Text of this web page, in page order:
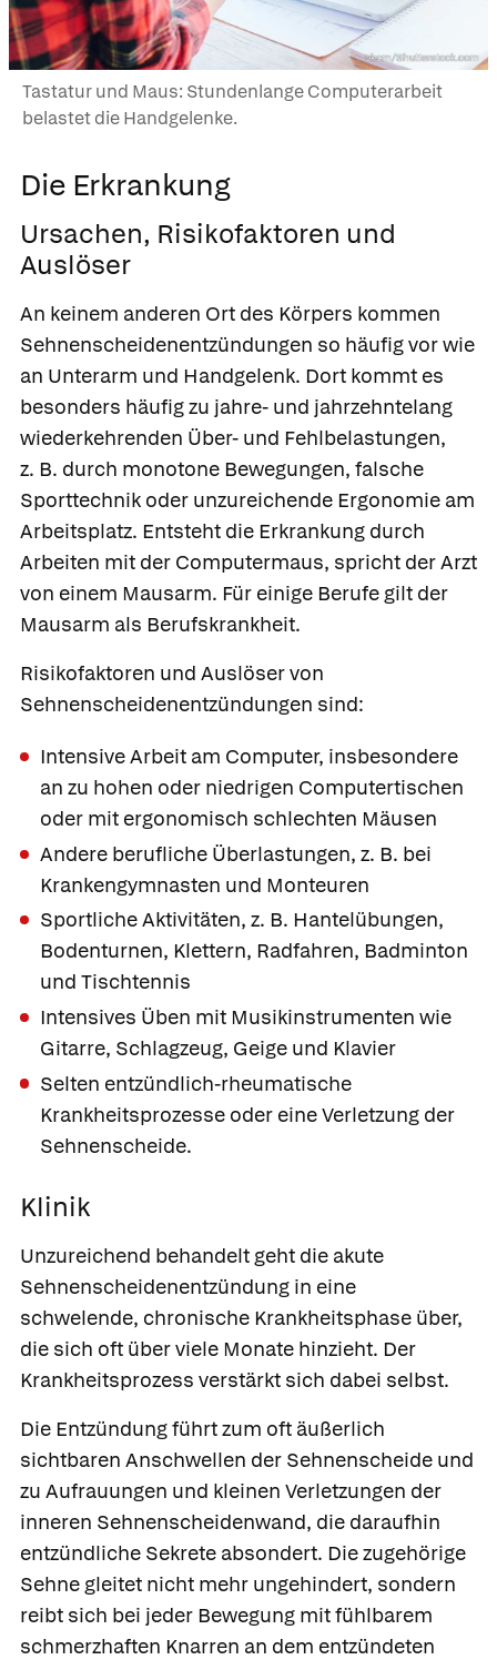
okcm/Shutterstock.com
Tastatur und Maus: Stundenlange Computerarbeit
belastet die Handgelenke.
Die Erkrankung
Ursachen, Risikofaktoren und
Auslöser
An keinem anderen Ort des Körpers kommen
Sehnenscheidenentzündungen so häufig vor wie
an Unterarm und Handgelenk. Dort kommt es
besonders häufig zu jahre- und jahrzehntelang
wiederkehrenden Über- und Fehlbelastungen,
z. B. durch monotone Bewegungen, falsche
Sporttechnik oder unzureichende Ergonomie am
Arbeitsplatz. Entsteht die Erkrankung durch
Arbeiten mit der Computermaus, spricht der Arzt
von einem Mausarm. Für einige Berufe gilt der
Mausarm als Berufskrankheit.
Risikofaktoren und Auslöser von
Sehnenscheidenentzündungen sind:
Intensive Arbeit am Computer, insbesondere
an zu hohen oder niedrigen Computertischen
oder mit ergonomisch schlechten Mäusen
Andere berufliche Überlastungen, z. B. bei
Krankengymnasten und Monteuren
Sportliche Aktivitäten, z. B. Hantelübungen,
Bodenturnen, Klettern, Radfahren, Badminton
und Tischtennis
Intensives Üben mit Musikinstrumenten wie
Gitarre, Schlagzeug, Geige und Klavier
Selten entzündlich-rheumatische
Krankheitsprozesse oder eine Verletzung der
Sehnenscheide.
Klinik
Unzureichend behandelt geht die akute
Sehnenscheidenentzündung in eine
schwelende, chronische Krankheitsphase über,
die sich oft über viele Monate hinzieht. Der
Krankheitsprozess verstärkt sich dabei selbst.
Die Entzündung führt zum oft äußerlich
sichtbaren Anschwellen der Sehnenscheide und
zu Aufrauungen und kleinen Verletzungen der
inneren Sehnenscheidenwand, die daraufhin
entzündliche Sekrete absondert. Die zugehörige
Sehne gleitet nicht mehr ungehindert, sondern
reibt sich bei jeder Bewegung mit fühlbarem
schmerzhaften Knarren an dem entzündeten